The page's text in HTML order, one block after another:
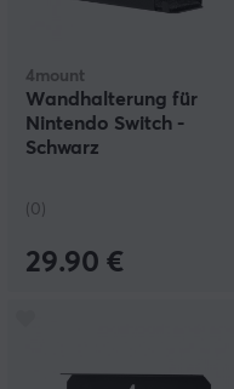
4mount
Wandhalterung für
Nintendo Switch -
Schwarz
(0)
29.90 €